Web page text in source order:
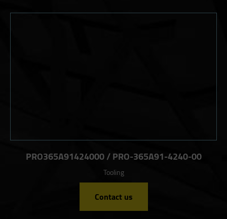
PRO365A91424000 / PRO-365A91-4240-00
Tooling
Contact us